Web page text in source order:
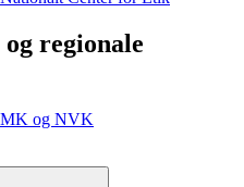
regionale
og NVK